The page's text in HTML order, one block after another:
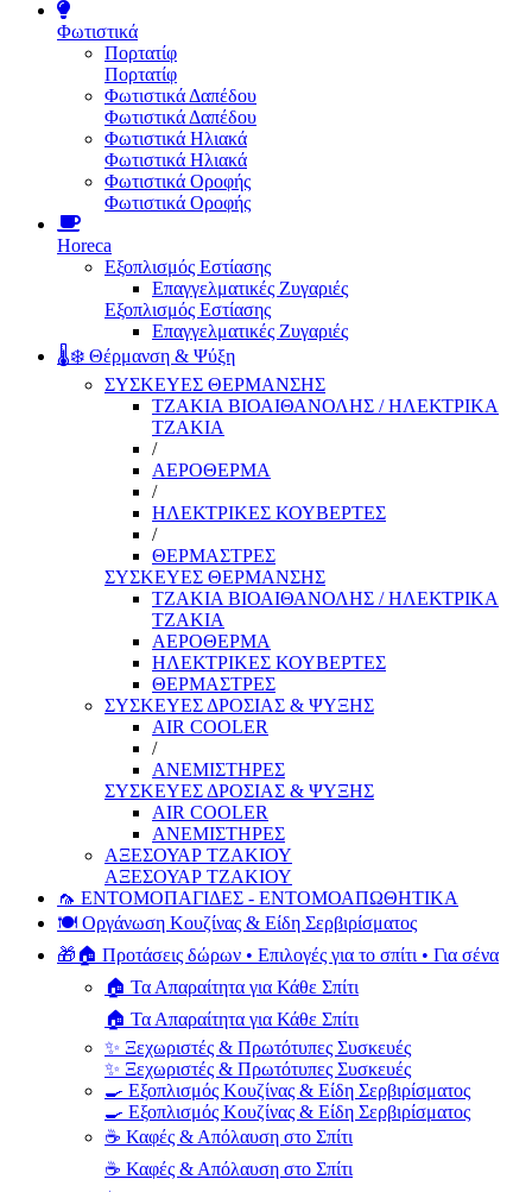
Φωτιστικά
Πορτατίφ
Πορτατίφ
Φωτιστικά Δαπέδου
Φωτιστικά Δαπέδου
Φωτιστικά Ηλιακά
Φωτιστικά Ηλιακά
Φωτιστικά Οροφής
Φωτιστικά Οροφής
Horeca
Εξοπλισμός Εστίασης
Επαγγελματικές Ζυγαριές
Εξοπλισμός Εστίασης
Επαγγελματικές Ζυγαριές
🌡️❄️ Θέρμανση & Ψύξη
ΣΥΣΚΕΥΕΣ ΘΕΡΜΑΝΣΗΣ
ΤΖΑΚΙΑ ΒΙΟΑΙΘΑΝΟΛΗΣ / ΗΛΕΚΤΡΙΚΑ
ΤΖΑΚΙΑ
/
ΑΕΡΟΘΕΡΜΑ
/
ΗΛΕΚΤΡΙΚΕΣ ΚΟΥΒΕΡΤΕΣ
/
ΘΕΡΜΑΣΤΡΕΣ
ΣΥΣΚΕΥΕΣ ΘΕΡΜΑΝΣΗΣ
ΤΖΑΚΙΑ ΒΙΟΑΙΘΑΝΟΛΗΣ / ΗΛΕΚΤΡΙΚΑ
ΤΖΑΚΙΑ
ΑΕΡΟΘΕΡΜΑ
ΗΛΕΚΤΡΙΚΕΣ ΚΟΥΒΕΡΤΕΣ
ΘΕΡΜΑΣΤΡΕΣ
ΣΥΣΚΕΥΕΣ ΔΡΟΣΙΑΣ & ΨΥΞΗΣ
AIR COOLER
/
ΑΝΕΜΙΣΤΗΡΕΣ
ΣΥΣΚΕΥΕΣ ΔΡΟΣΙΑΣ & ΨΥΞΗΣ
AIR COOLER
ΑΝΕΜΙΣΤΗΡΕΣ
ΑΞΕΣΟΥΑΡ ΤΖΑΚΙΟΥ
ΑΞΕΣΟΥΑΡ ΤΖΑΚΙΟΥ
🦟 ΕΝΤΟΜΟΠΑΓΙΔΕΣ - ΕΝΤΟΜΟΑΠΩΘΗΤΙΚΑ
🍽️ Οργάνωση Κουζίνας & Είδη Σερβιρίσματος
🎁🏠 Προτάσεις δώρων • Επιλογές για το σπίτι • Για σένα
🏠 Τα Απαραίτητα για Κάθε Σπίτι
🏠 Τα Απαραίτητα για Κάθε Σπίτι
✨ Ξεχωριστές & Πρωτότυπες Συσκευές
✨ Ξεχωριστές & Πρωτότυπες Συσκευές
🍳 Εξοπλισμός Κουζίνας & Είδη Σερβιρίσματος
🍳 Εξοπλισμός Κουζίνας & Είδη Σερβιρίσματος
☕ Καφές & Απόλαυση στο Σπίτι
☕ Καφές & Απόλαυση στο Σπίτι